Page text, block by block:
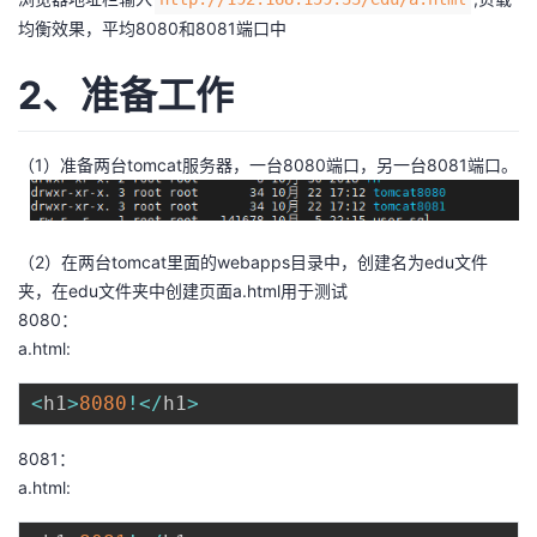
者
我
的
博
客
我
的
论
坛
我
的
圈
子
我
的
直
我
的
我
我
均衡效果，平均8080和8081端口中
2、准备工作
（1）准备两台tomcat服务器，一台8080端口，另一台8081端口。
（2）在两台tomcat里面的webapps目录中，创建名为edu文件
夹，在edu文件夹中创建页面a.html用于测试
8080：
a.html:
<h1 >8080 ! </h1 >
8081：
a.html: